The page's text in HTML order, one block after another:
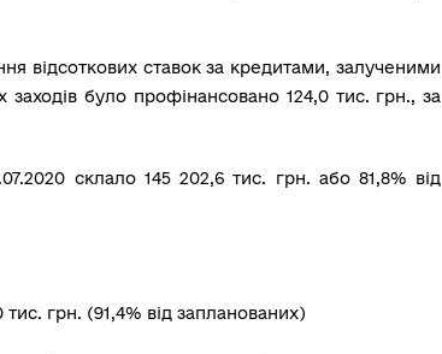
відсоткових ставок за кредитами, залученими
було профінансовано 124,0 тис. грн., за
склало 145 202,6 тис. грн. або 81,8% від
грн. (91,4% від запланованих)